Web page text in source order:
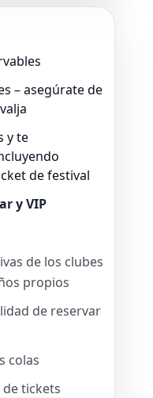
– asegúrate de
y te
de festival
y VIP
de los clubes
propios
de reservar
colas
tickets